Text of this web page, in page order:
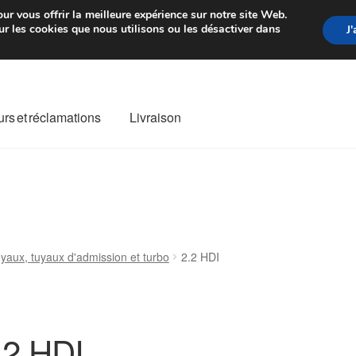
de 7 EUR Du lundi au
et réclamations Livraison
tuyaux d'admission et turbo 2.2 HDI
vous offrir la meilleure expérience sur notre site Web.
les cookies que nous utilisons ou les désactiver dans